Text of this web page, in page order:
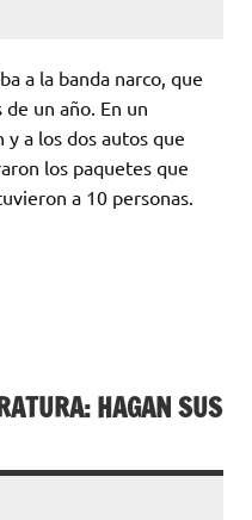
a la banda narco, que
un año. En un
a los dos autos que
los paquetes que
a 10 personas.
HAGAN SUS